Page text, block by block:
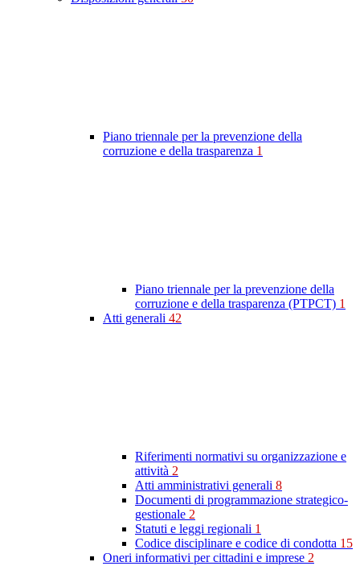
Piano triennale per la prevenzione della
corruzione e della trasparenza 1
Piano triennale per la prevenzione della
corruzione e della trasparenza (PTPCT) 1
Atti generali 42
Riferimenti normativi su organizzazione e
attività 2
Atti amministrativi generali 8
Documenti di programmazione strategico-
gestionale 2
Statuti e leggi regionali 1
Codice disciplinare e codice di condotta 15
Oneri informativi per cittadini e imprese 2